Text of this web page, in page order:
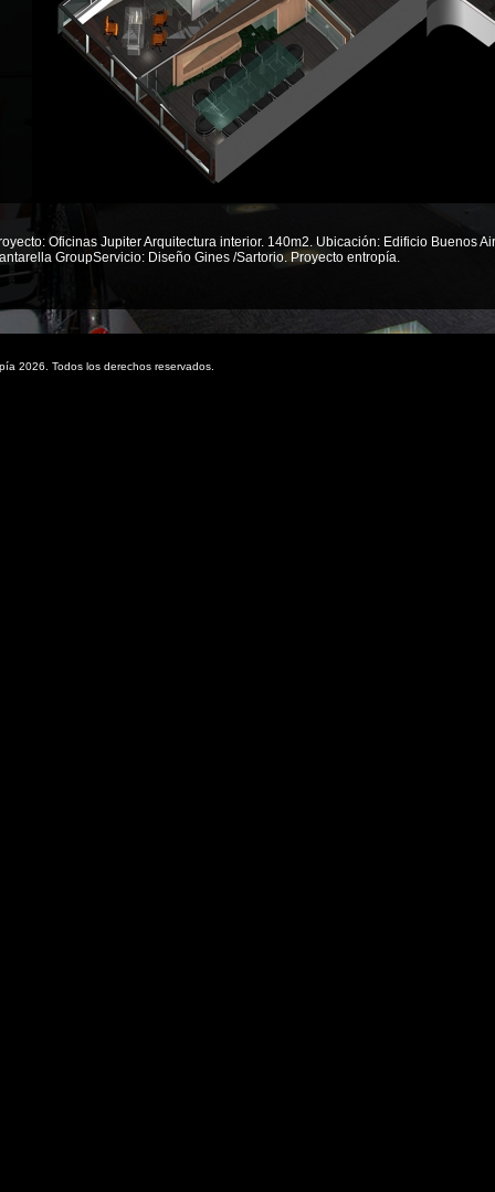
Oficinas Jupiter Arquitectura interior. 140m2. Ubicación: Edificio Buenos
GroupServicio: Diseño Gines /Sartorio. Proyecto entropía.
2026. Todos los derechos reservados.